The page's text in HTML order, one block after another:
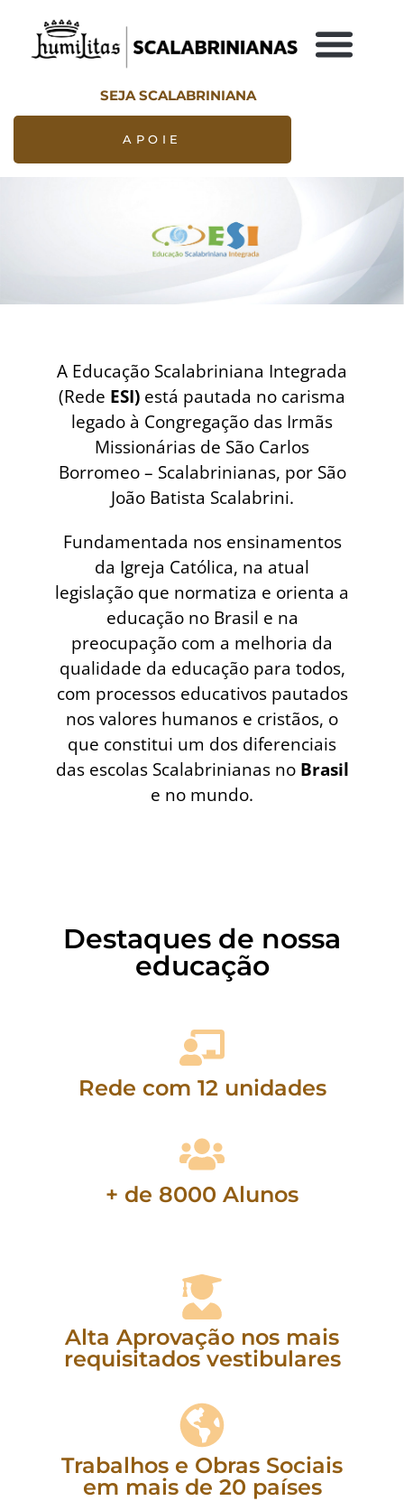
SEJA SCALABRINIANA
APOIE
A Educação Scalabriniana Integrada
(Rede ESI) está pautada no carisma
legado à Congregação das Irmãs
Missionárias de São Carlos
Borromeo – Scalabrinianas, por São
João Batista Scalabrini.
Fundamentada nos ensinamentos
da Igreja Católica, na atual
legislação que normatiza e orienta a
educação no Brasil e na
preocupação com a melhoria da
qualidade da educação para todos,
com processos educativos pautados
nos valores humanos e cristãos, o
que constitui um dos diferenciais
das escolas Scalabrinianas no Brasil
e no mundo.
Destaques de nossa
educação
Rede com 12 unidades
+ de 8000 Alunos
Alta Aprovação nos mais
requisitados vestibulares
Trabalhos e Obras Sociais
em mais de 20 países